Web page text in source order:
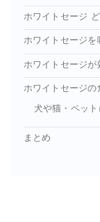
ホワイトセージ
ホワイトセージを
ホワイトセージ
ホワイトセージの
犬や猫・ペッ
まとめ